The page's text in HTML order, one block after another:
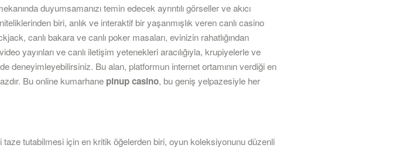
duyumsamanızı temin edecek ayrıntılı görseller ve akıcı
biri, anlık ve interaktif bir yaşanmışlık veren canlı casino
canlı bakara ve canlı poker masaları, evinizin rahatlığından
yayınları ve canlı iletişim yetenekleri aracılığıyla, krupiyelerle ve
deneyimleyebilirsiniz. Bu alan, platformun internet ortamının verdiği en
Bu online kumarhane pinup casino, bu geniş yelpazesiyle her
taze tutabilmesi için en kritik öğelerden biri, oyun koleksiyonunu düzenli